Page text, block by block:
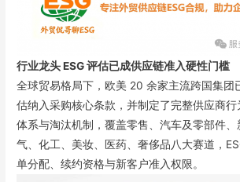
行业龙头 ESG 评估已成供应链准入硬性门槛
全球贸易格局下，欧美 20 余家主流跨国集团
估纳入采购核心条款，并制定了完整供应商
体系与淘汰机制，覆盖零售、汽车及零部件
气、化工、美妆、医药、奢侈品八大赛道，
单分配、续约资格与新客户准入权限。